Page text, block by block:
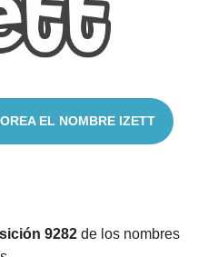
EL NOMBRE IZETT
9282 de los nombres